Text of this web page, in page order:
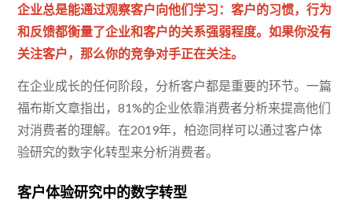
企业总是能通过观察客户向他们学习：客户的习惯，行为
和反馈都衡量了企业和客户的关系强弱程度。如果你没有
关注客户，那么你的竞争对手正在关注。
在企业成长的任何阶段，分析客户都是重要的环节。一篇
福布斯文章指出，81%的企业依靠消费者分析来提高他们
对消费者的理解。在2019年，柏迩同样可以通过客户体
验研究的数字化转型来分析消费者。
客户体验研究中的数字转型